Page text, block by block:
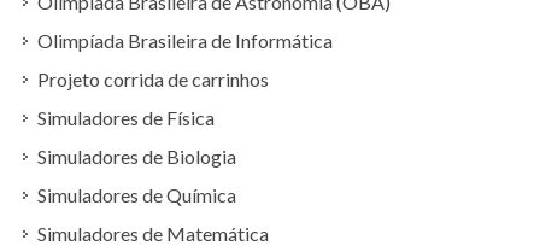
Olimpíada Brasileira de Informática
Projeto corrida de carrinhos
Simuladores de Física
Simuladores de Biologia
Simuladores de Química
Simuladores de Matemática